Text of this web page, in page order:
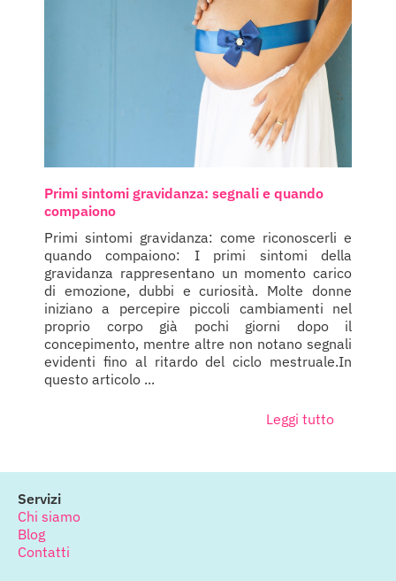
Primi sintomi gravidanza: segnali e quando
compaiono
Primi sintomi gravidanza: come riconoscerli e
quando compaiono: I primi sintomi della
gravidanza rappresentano un momento carico
di emozione, dubbi e curiosità. Molte donne
iniziano a percepire piccoli cambiamenti nel
proprio corpo già pochi giorni dopo il
concepimento, mentre altre non notano segnali
evidenti fino al ritardo del ciclo mestruale.In
questo articolo ...
Leggi tutto
Servizi
Chi siamo
Blog
Contatti